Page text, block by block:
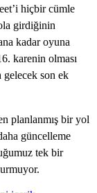
hiçbir cümle
girdiğinin
kadar oyuna
karenin olması
son ek
planlanmış bir yol
güncelleme
tek bir